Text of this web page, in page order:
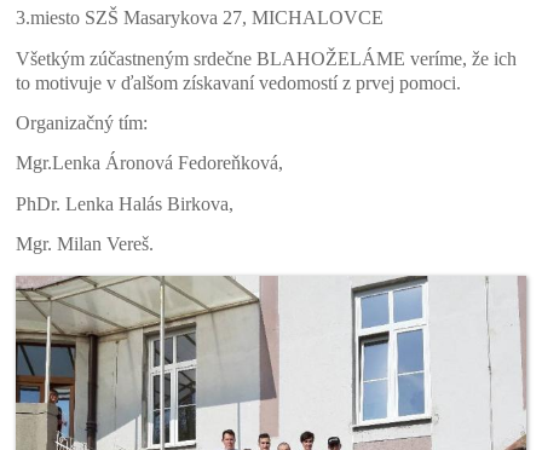
3.miesto SZŠ Masarykova 27, MICHALOVCE
Všetkým zúčastneným srdečne BLAHOŽELÁME veríme, že ich
to motivuje v ďalšom získavaní vedomostí z prvej pomoci.
Organizačný tím:
Mgr.Lenka Áronová Fedoreňková,
PhDr. Lenka Halás Birkova,
Mgr. Milan Vereš.